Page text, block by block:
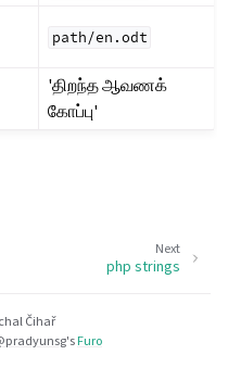
path/en.odt
'திறந்த ஆவணக்
கோப்பு'
Next
php strings
Čihař
'sFuro